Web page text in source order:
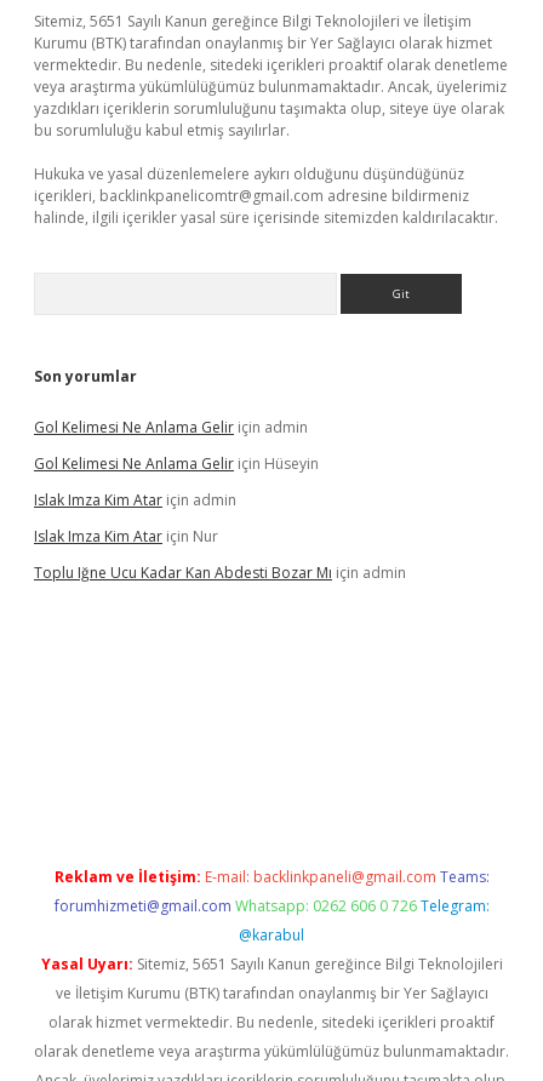
Sitemiz, 5651 Sayılı Kanun gereğince Bilgi Teknolojileri ve İletişim
Kurumu (BTK) tarafından onaylanmış bir Yer Sağlayıcı olarak hizmet
vermektedir. Bu nedenle, sitedeki içerikleri proaktif olarak denetleme
veya araştırma yükümlülüğümüz bulunmamaktadır. Ancak, üyelerimiz
yazdıkları içeriklerin sorumluluğunu taşımakta olup, siteye üye olarak
bu sorumluluğu kabul etmiş sayılırlar.
Hukuka ve yasal düzenlemelere aykırı olduğunu düşündüğünüz
içerikleri, backlinkpanelicomtr@gmail.com adresine bildirmeniz
halinde, ilgili içerikler yasal süre içerisinde sitemizden kaldırılacaktır.
Son yorumlar
Gol Kelimesi Ne Anlama Gelir için admin
Gol Kelimesi Ne Anlama Gelir için Hüseyin
Islak Imza Kim Atar için admin
Islak Imza Kim Atar için Nur
Toplu Iğne Ucu Kadar Kan Abdesti Bozar Mı için admin
Reklam ve İletişim: E-mail: backlinkpaneli@gmail.com Teams:
forumhizmeti@gmail.com Whatsapp: 0262 606 0 726 Telegram:
@karabul
Yasal Uyarı: Sitemiz, 5651 Sayılı Kanun gereğince Bilgi Teknolojileri
ve İletişim Kurumu (BTK) tarafından onaylanmış bir Yer Sağlayıcı
olarak hizmet vermektedir. Bu nedenle, sitedeki içerikleri proaktif
olarak denetleme veya araştırma yükümlülüğümüz bulunmamaktadır.